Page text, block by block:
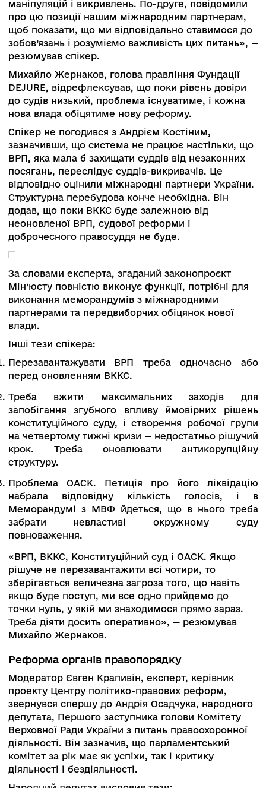
бачити участь цих суддів, а не мовчання, яке
сприймається як толерування одіозних
Олександр Банчук, заступник Міністра юстиції
України, зазначив, що на підставі міжнародних
зобов’язань країни підготовлений
який передбачає створення експертної комісії
добору кандидатів у члени ВРП, у якій матиме
місце пропорційне представництво в
експертній комісії — про три члени від Ради
України і міжнародних партнерів. Участь
має легітимізувати процес в очах суддів.
Представництво міжнародних партнерів стане
важливим показником довіри іноземних
інвесторів. Спікер вважає, що ще трьох
представників має делегувати Громадська
доброчесності, щоб урахувати позицію
очікує на внесення в уряду й узгодження з
положеннями законопроєкту №3711.
«Ми, по-перше, повністю відобразили в
законопроєкті зобов’язання, які ми брали, без
маніпуляцій і викривлень. По-друге,
про цю позиції нашим міжнародним
щоб показати, що ми відповідально
резюмував спікер.
Михайло Жернаков, голова правління Фундації
DEJURE, відрефлексував, що поки рівень
до судів низький, проблема існуватиме, і
нова влада обіцятиме нову реформу.
Спікер не погодився з Андрієм Костіним,
зазначивши, що система не працює
ВРП, яка мала б захищати суддів від
посягань, переслідує суддів-викривачів. Це
Структурна перебудова конче необхідна. Він
додав, що поки ВККС буде залежною від
неоновленої ВРП, судової реформи і
доброчесного правосуддя не буде.
Мін’юсту повністю виконує функції, потрібні
виконання меморандумів з міжнародними
партнерами та передвиборчих обіцянок нової
влади.
Інші тези спікера:
Перезавантажувати ВРП треба одночасно
перед оновленням ВККС.
Треба вжити максимальних заходів